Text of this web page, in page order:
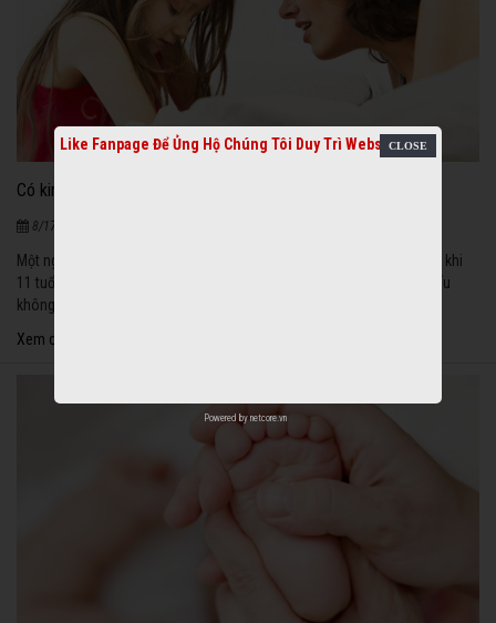
Có kinh trước tuổi 11 tăng nguy cơ mãn kinh sớm
8/17/2020
Một nghiên cứu mới cho thấy những bé gái bắt đầu có kinh nguyệt từ khi
11 tuổi hoặc nhỏ hơn sẽ tăng nguy cơ bị mãn kinh sớm sau này và nếu
không có con, nguy cơ này thậm chí còn cao hơn.
Xem chi tiết
Like Fanpage Để Ủng Hộ Chúng Tôi Duy Trì Website
Powered by netcore.vn